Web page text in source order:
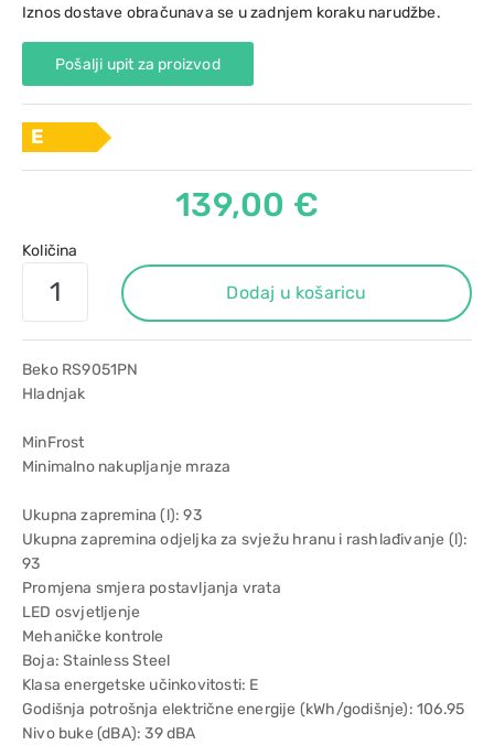
Iznos dostave obračunava se u zadnjem koraku narudžbe.
Pošalji upit za proizvod
E
139,00 €
Količina
Dodaj u košaricu
Beko RS9051PN
Hladnjak
MinFrost
Minimalno nakupljanje mraza
Ukupna zapremina (l): 93
Ukupna zapremina odjeljka za svježu hranu i rashlađivanje (l):
93
Promjena smjera postavljanja vrata
LED osvjetljenje
Mehaničke kontrole
Boja: Stainless Steel
Klasa energetske učinkovitosti: E
Godišnja potrošnja električne energije (kWh/godišnje): 106.95
Nivo buke (dBA): 39 dBA